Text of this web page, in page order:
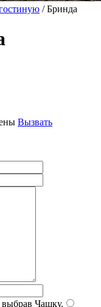
/ Бринда
Вызвать
Чашку.